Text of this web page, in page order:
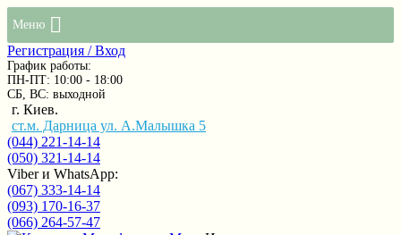
Меню
Регистрация / Вход
График работы:
ПН-ПТ: 10:00 - 18:00
СБ, ВС: выходной
г. Киев.
ст.м. Дарница ул. А.Малышка 5
(044) 221-14-14
(050) 321-14-14
Viber и WhatsApp:
(067) 333-14-14
(093) 170-16-37
(066) 264-57-47